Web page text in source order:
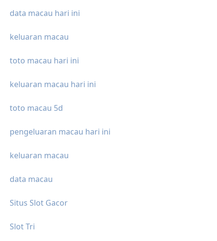
data macau hari ini
keluaran macau
toto macau hari ini
keluaran macau hari ini
toto macau 5d
pengeluaran macau hari ini
keluaran macau
data macau
Situs Slot Gacor
Slot Tri